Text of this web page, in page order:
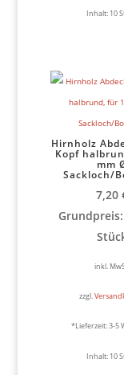
Inhalt: 10
Hirnholz
Kopf
mm
Sackloch/
7,20
inkl.
zzgl.
*Lieferzeit:3-5
Inhalt: 10